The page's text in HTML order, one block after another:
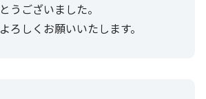
うございました。
ろしくお願いいたします。